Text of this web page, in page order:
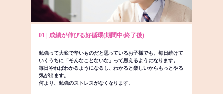
01 | 成績が伸びる好循環(期間中/終了後)
勉強って大変で辛いものだと思っているお子様でも、毎日続けて
いくうちに「そんなことないな」って思えるようになります。
毎日やればわかるようになるし、わかると楽しいからもっとやる
気が出ます。
何より、勉強のストレスがなくなります。